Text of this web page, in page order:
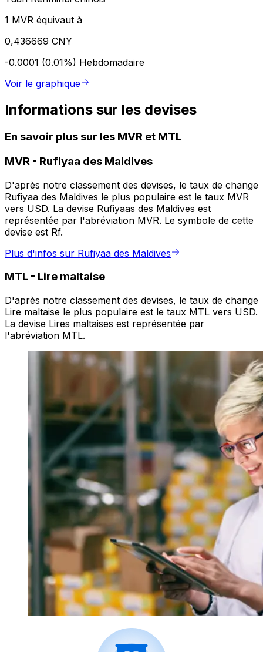
1 MVR équivaut à
0,436669 CNY
-0.0001 (0.01%) Hebdomadaire
Voir le graphique
Informations sur les devises
En savoir plus sur les MVR et MTL
MVR - Rufiyaa des Maldives
D'après notre classement des devises, le taux de change
Rufiyaa des Maldives le plus populaire est le taux MVR
vers USD. La devise Rufiyaas des Maldives est
représentée par l'abréviation MVR. Le symbole de cette
devise est Rf.
Plus d'infos sur Rufiyaa des Maldives
MTL - Lire maltaise
D'après notre classement des devises, le taux de change
Lire maltaise le plus populaire est le taux MTL vers USD.
La devise Lires maltaises est représentée par
l'abréviation MTL.